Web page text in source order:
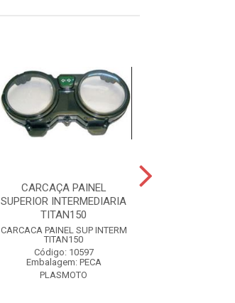
CARCAÇA PAINEL
SUPERIOR INTERMEDIARIA
TITAN150
CARCACA PAINEL SUP INTERM
TITAN150
Código: 10597
Embalagem: PECA
PLASMOTO